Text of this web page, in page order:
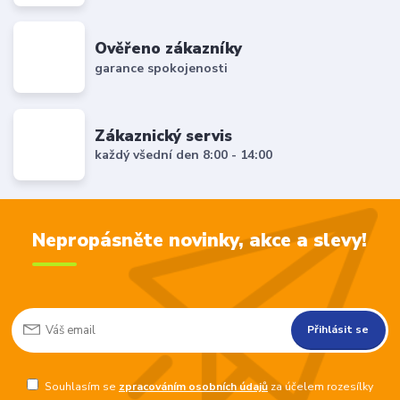
Ověřeno zákazníky
garance spokojenosti
Zákaznický servis
každý všední den 8:00 - 14:00
Nepropásněte novinky, akce a slevy!
Přihlásit se
Souhlasím se zpracováním osobních údajůza účelem rozesílky